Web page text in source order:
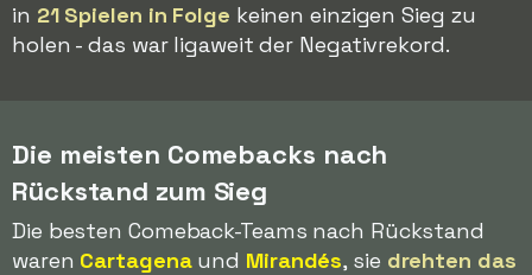
in 21 Spielen in Folge keinen einzigen Sieg zu
holen - das war ligaweit der Negativrekord.
Die meisten Comebacks nach
Rückstand zum Sieg
Die besten Comeback-Teams nach Rückstand
waren Cartagenaund Mirandés, sie drehten das